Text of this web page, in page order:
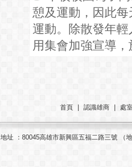
憩及運動，因此
運動。除散發年
用集會加強宣導
首頁 認識雄商 處
地址 ：80045高雄市新興區五福二路三號 （